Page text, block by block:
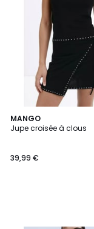
MANGO
Jupe croisée à clous
39,99 €